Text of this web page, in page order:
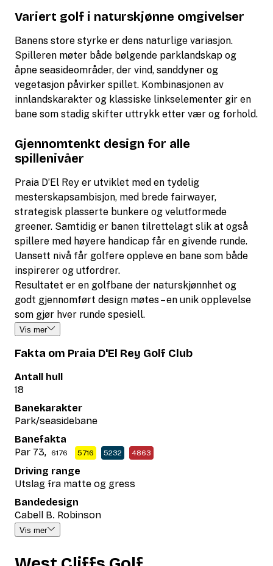
Variert golf i naturskjønne omgivelser
Banens store styrke er dens naturlige variasjon.
Spilleren møter både bølgende parklandskap og
åpne seasideområder, der vind, sanddyner og
vegetasjon påvirker spillet. Kombinasjonen av
innlandskarakter og klassiske linkselementer gir en
bane som stadig skifter uttrykk etter vær og forhold.
Gjennomtenkt design for alle
spillenivåer
Praia D’El Rey er utviklet med en tydelig
mesterskapsambisjon, med brede fairwayer,
strategisk plasserte bunkere og velutformede
greener. Samtidig er banen tilrettelagt slik at også
spillere med høyere handicap får en givende runde.
Uansett nivå får golfere oppleve en bane som både
inspirerer og utfordrer.
Resultatet er en golfbane der naturskjønnhet og
godt gjennomført design møtes – en unik opplevelse
som gjør hver runde spesiell.
Vis mer
Fakta om Praia D'El Rey Golf Club
Antall hull
18
Banekarakter
Park/seasidebane
Banefakta
Par 73, 6176 5716 5232 4863
Driving range
Utslag fra matte og gress
Bandedesign
Cabell B. Robinson
Vis mer